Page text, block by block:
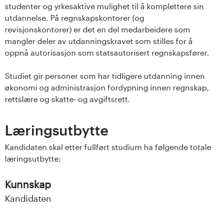
studenter og yrkesaktive mulighet til å komplettere sin
utdannelse. På regnskapskontorer (og
revisjonskontorer) er det en del medarbeidere som
mangler deler av utdanningskravet som stilles for å
oppnå autorisasjon som statsautorisert regnskapsfører.
Studiet gir personer som har tidligere utdanning innen
økonomi og administrasjon fordypning innen regnskap,
rettslære og skatte- og avgiftsrett.
Læringsutbytte
Kandidaten skal etter fullført studium ha følgende totale
læringsutbytte:
Kunnskap
Kandidaten